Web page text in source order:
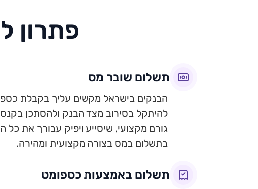
פתרון
תשלום שובר מס
הבנקים בישראל מקשים עליך בקבלת
להיתקל בסירוב מצד הבנק ולהסתכן
גורם מקצועי, שיסייע ויפיק עבורך את כל
בתשלום במס בצורה מקצועית ומהירה.
תשלום באמצעות כספומט